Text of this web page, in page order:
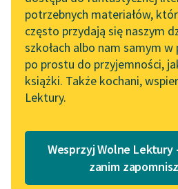
Spotkanie z Katarzyną
Tunkiel w Oslo
102. lata temu zmarł
Joseph Conrad
Lektury szkolne i klasyka
literatury do słuchania dla
potrzebnych materiałów,
często przydają się naszym
szkołach albo nam samym w
po prostu do przyjemności,
książki. Także kochani,
Lektury.
Wesprzyj Wolne
zanim zapomnisz